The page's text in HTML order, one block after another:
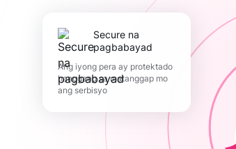
Secure na
pagbabayad
Ang iyong pera ay protektado
hanggang sa matanggap mo
ang serbisyo